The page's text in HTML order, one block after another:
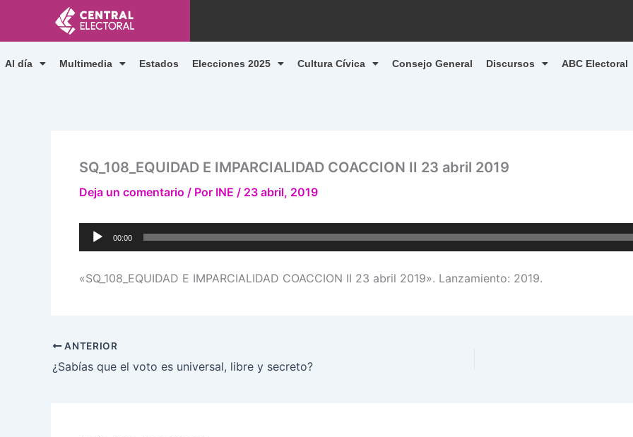
contenido
Al día Multimedia Estados Elecciones 2025 Cultura Cívica Consejo General Discursos ABC Electoral
SQ_108_EQUIDAD E IMPARCIALIDAD COACCION II 23 abril 2019
Deja un comentario / Por INE / 23 abril, 2019
Reproductor
de
00:00
«SQ_108_EQUIDAD E IMPARCIALIDAD COACCION II 23 abril 2019». Lanzamiento: 2019.
ANTERIOR
¿Sabías que el voto es universal, libre y secreto?